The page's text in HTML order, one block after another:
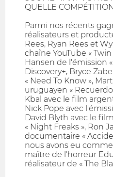
QUELLE
Parmi nos récents
réalisateurs et
Rees, Ryan Rees et
chaîne YouTube «
Hansen de l'émission
Discovery+, Bryce
« Need To Know »,
uruguayen «
Kbal avec le film
Nick Pope avec
David Blyth avec le
« Night Freaks », Ron
documentaire «
nous avons eu
maître de l'horreur
réalisateur de « The